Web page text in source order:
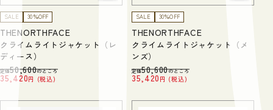
SALE 30％OFF
THENORTHFACE
クライムライトジャケット（レ
ディース）
定価50,600のところ
35,420 税込
SALE 30％OFF
THENORTHFACE
クライムライトジャケット（メ
ンズ）
定価50,600のところ
35,420 税込